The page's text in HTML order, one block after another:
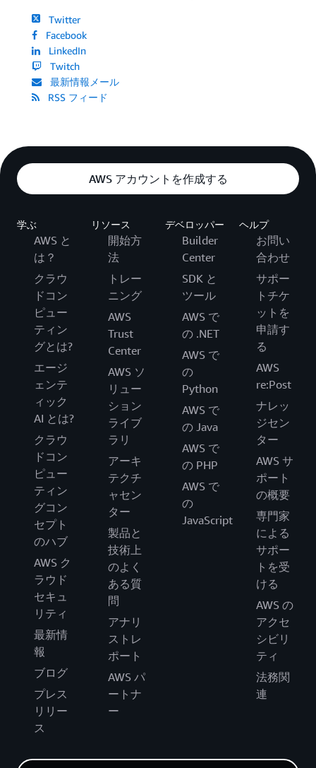
Twitter
Facebook
LinkedIn
Twitch
最新情報メール
RSS フィード
AWS アカウントを作成する
学ぶ
AWS と
は？
クラウ
ドコン
ピュー
ティン
グとは?
エージ
ェンテ
ィック
AI とは?
クラウ
ドコン
ピュー
ティン
グコン
セプト
のハブ
AWS ク
ラウド
セキュ
リティ
最新情
報
ブログ
プレス
リリー
ス
リソース
開始方
法
トレー
ニング
AWS
Trust
Center
AWS ソ
リュー
ション
ライブ
ラリ
アーキ
テクチ
ャセン
ター
製品と
技術上
のよく
ある質
問
アナリ
ストレ
ポート
AWS パ
ートナ
ー
デベロッパー
Builder
Center
SDK と
ツール
AWS で
の .NET
AWS で
の
Python
AWS で
の Java
AWS で
の PHP
AWS で
の
JavaScript
ヘルプ
お問い
合わせ
サポー
トチケ
ットを
申請す
る
AWS
re:Post
ナレッ
ジセン
ター
AWS サ
ポート
の概要
専門家
による
サポー
トを受
ける
AWS の
アクセ
シビリ
ティ
法務関
連